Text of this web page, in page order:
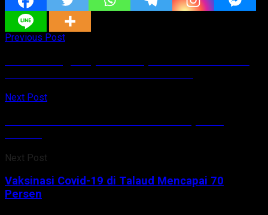
Previous Post
Next Post
Next Post
Vaksinasi Covid-19 di Talaud Mencapai 70
Persen